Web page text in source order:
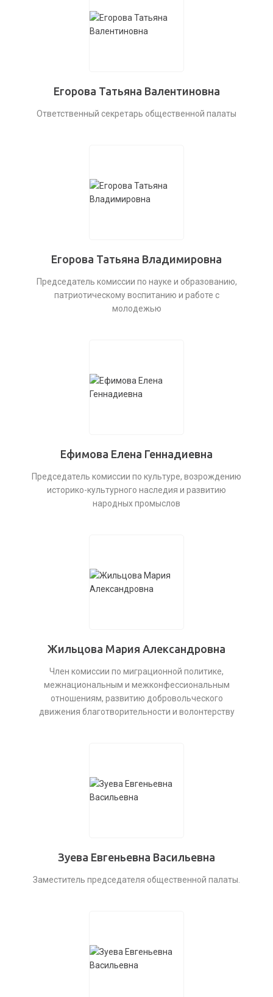
Егорова Татьяна Валентиновна
Ответственный секретарь общественной палаты
Егорова Татьяна Владимировна
Председатель комиссии по науке и образованию,
патриотическому воспитанию и работе с
молодежью
Ефимова Елена Геннадиевна
Председатель комиссии по культуре, возрождению
историко-культурного наследия и развитию
народных промыслов
Жильцова Мария Александровна
Член комиссии по миграционной политике,
межнациональным и межконфессиональным
отношениям, развитию добровольческого
движения благотворительности и волонтерству
Зуева Евгеньевна Васильевна
Заместитель председателя общественной палаты.